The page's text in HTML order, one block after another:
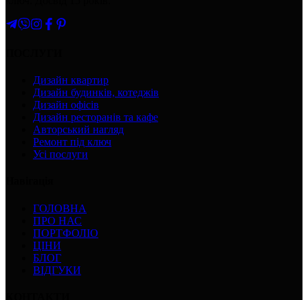
Дизайн квартир
Дизайн будинків, котеджів
Дизайн офісів
Дизайн ресторанів та кафе
Авторський нагляд
Ремонт під ключ
Усі послуги
ГОЛОВНА
ПРО НАС
ПОРТФОЛІО
ЦІНИ
БЛОГ
ВІДГУКИ